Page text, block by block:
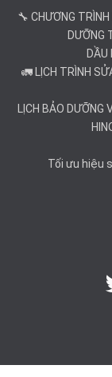
🔧 CHƯƠNG
DƯỠNG
DẦU
🚛 LỊCH TRÌNH
LỊCH BẢO
Tối ưu hiệu